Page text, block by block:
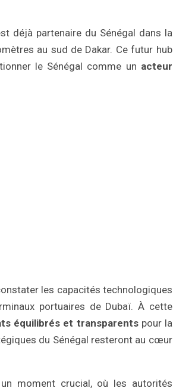
déjà partenaire du Sénégal dans la
au sud de Dakar. Ce futur hub
le Sénégal comme un acteur
les capacités technologiques
portuaires de Dubaï. À cette
équilibrés et transparentspour la
du Sénégal resteront au cœur
moment crucial, où les autorités